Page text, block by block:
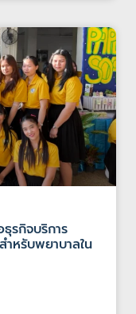
รกิจบริการ
หรับพยาบาลใน